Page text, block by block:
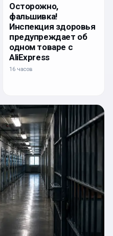
Осторожно,
фальшивка!
Инспекция здоровья
предупреждает об
одном товаре с
AliExpress
16 часов